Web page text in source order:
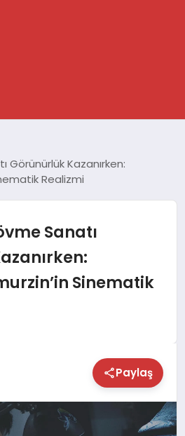
Görünürlük Kazanırken:
Realizmi
Sanatı
Sinematik
Paylaş